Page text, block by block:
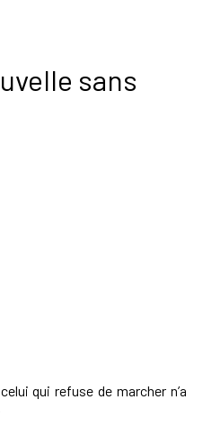
sans
qui refuse de marcher n’a